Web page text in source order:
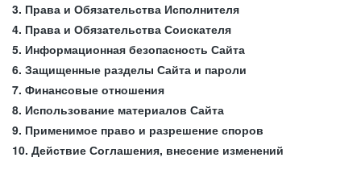
3. Права и Обязательства Исполнителя
4. Права и Обязательства Соискателя
5. Информационная безопасность Сайта
6. Защищенные разделы Сайта и пароли
7. Финансовые отношения
8. Использование материалов Сайта
9. Применимое право и разрешение споров
10. Действие Соглашения, внесение изменений